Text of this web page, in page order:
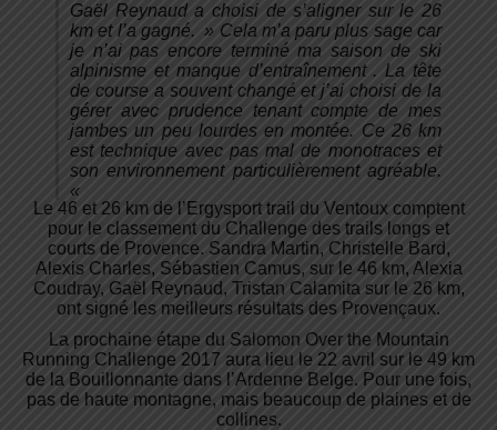
Gaël Reynaud a choisi de s’aligner sur le 26
km et l’a gagné. » Cela m’a paru plus sage car
je n’ai pas encore terminé ma saison de ski
alpinisme et manque d’entraînement . La tête
de course a souvent changé et j’ai choisi de la
gérer avec prudence tenant compte de mes
jambes un peu lourdes en montée. Ce 26 km
est technique avec pas mal de monotraces et
son environnement particulièrement agréable.
«
Le 46 et 26 km de l’Ergysport trail du Ventoux comptent
pour le classement du Challenge des trails longs et
courts de Provence. Sandra Martin, Christelle Bard,
Alexis Charles, Sébastien Camus, sur le 46 km, Alexia
Coudray, Gaël Reynaud, Tristan Calamita sur le 26 km,
ont signé les meilleurs résultats des Provençaux.
La prochaine étape du Salomon Over the Mountain
Running Challenge 2017 aura lieu le 22 avril sur le 49 km
de la Bouillonnante dans l’Ardenne Belge. Pour une fois,
pas de haute montagne, mais beaucoup de plaines et de
collines.